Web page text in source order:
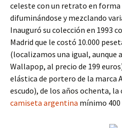
celeste con un retrato en forma
difuminándose y mezclando
Inauguró su colección en 1993
Madrid que le costó 10.000
(localizamos una igual, aunque
Wallapop, al precio de 199
elástica de portero de la marca
escudo), de los años ochenta,
camiseta argentina mínimo 400